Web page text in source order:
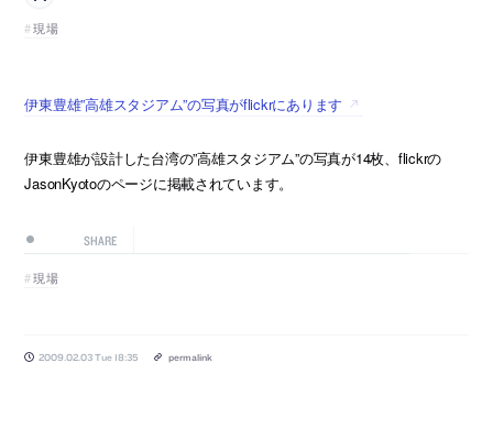
現場
伊東豊雄”高雄スタジアム”の写真がflickrにあります
伊東豊雄が設計した台湾の”高雄スタジアム”の写真が14枚、flickrの
JasonKyotoのページに掲載されています。
SHARE
現場
2009.02.03 Tue 18:35 permalink